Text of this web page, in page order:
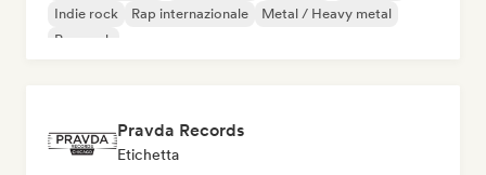
Indie rock
Rap internazionale
Metal / Heavy metal
Pop rock
Pravda Records
Etichetta